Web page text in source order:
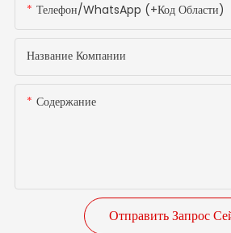
Телефон/WhatsApp (+код Области)
Название Компании
Содержание
Отправить Запрос